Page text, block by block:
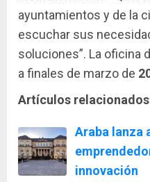
ayuntamientos y de la
escuchar sus
soluciones”. La oficina
a finales de marzo de
Artículos
Araba lanza
innovación